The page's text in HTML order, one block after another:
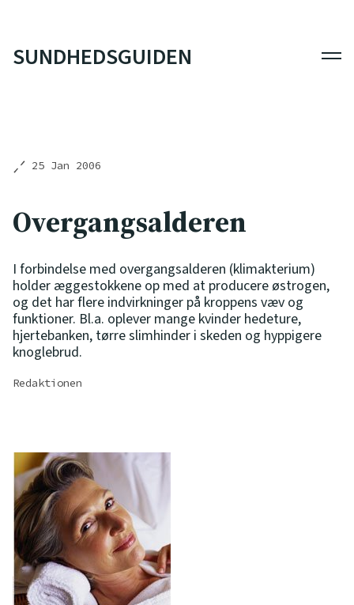
SUNDHEDSGUIDEN
25 Jan 2006
Overgangsalderen
I forbindelse med overgangsalderen (klimakterium)
holder æggestokkene op med at producere østrogen,
og det har flere indvirkninger på kroppens væv og
funktioner. Bl.a. oplever mange kvinder hedeture,
hjertebanken, tørre slimhinder i skeden og hyppigere
knoglebrud.
Redaktionen